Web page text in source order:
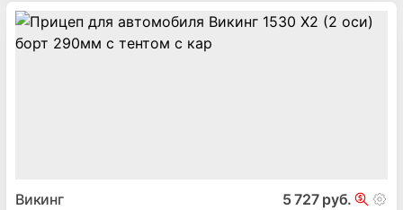
Викинг 5 727 руб.